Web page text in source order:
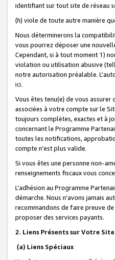
identifiant sur tout site de réseau
(h) viole de toute autre manière
Nous déterminerons la
vous pourrez déposer une
Cependant, si à tout moment 1)
violation ou utilisation abusive
notre autorisation préalable.
ici.
Vous êtes tenu(e) de vous
associées à votre compte sur le
toujours complètes, exactes et à
concernant le Programme
toutes les notifications,
compte n’est plus valide.
Si vous êtes une personne non-
renseignements fiscaux vous
L'adhésion au Programme
démarche. Nous n'avons jamais
recommandons de faire preuve
proposer des services payants.
2. Liens Présents sur Votre Site
(a) Liens Spéciaux